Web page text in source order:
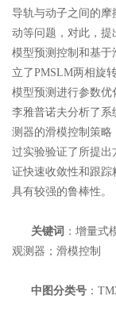
导轨与动子之间的摩
动等问题，对此，
模型预测控制和基于
立了PMSLM两相旋
模型预测进行参数优
李雅普诺夫分析了系
测器的滑模控制策略
过实验验证了 所提出
证快速收敛性和跟
具有较强的鲁棒性。
关键词 ：增量式
观测器；滑模控制
中图分类号 ：